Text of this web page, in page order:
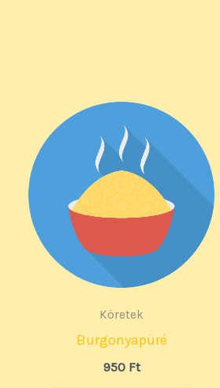
Köretek
Burgonyapüré
950 Ft